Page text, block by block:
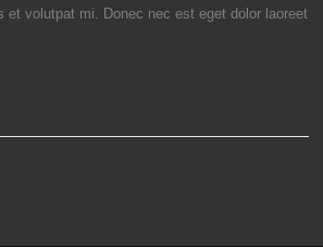
et volutpat mi. Donec nec est eget dolor laoreet